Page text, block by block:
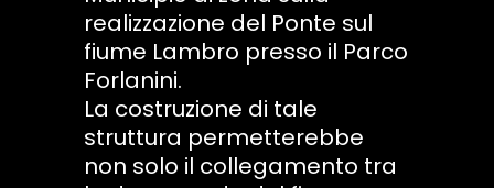
realizzazione del Ponte sul
fiume Lambro presso il Parco
Forlanini.
La costruzione di tale
struttura permetterebbe
non solo il collegamento tra